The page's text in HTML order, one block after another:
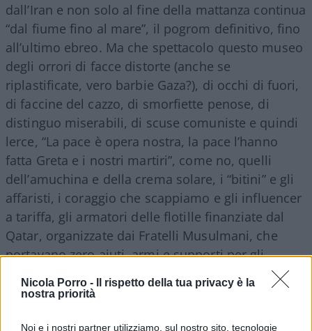
Nicola Porro -
Il rispetto della tua privacy è la
nostra priorità
Noi e i nostri partner utilizziamo, sul nostro sito, tecnologie
dall’Iran e non solo al fine della mattanza continua
“dal fiume fino al mare”, il pogrom definitivo, fino
all’ultimo ebreo. Ma che spettacolo questo museo
degli orrori di facce distorte (anche se
riplastificate, vero barbie Gaza?), di occhi di fuori,
di faccine del cazzo, di smorfiette penose, di
distinguo miserabili, di scuse comuniste e quindi
lerce, “La pace è opera nostra, la pace l’hanno
fatta Greta e i nostri martiri”, come no, quelli
dell’amuchina e della crema solare, i “bitini” e gli
affaristi, i coraggio che scappiamo e gli influencer
a tariffa, gli armatori delle flotille finanziate dal
Qatar, organizzate dai Fratelli Musulmani, che
portavano zero aiuti, armi e supporti per gli